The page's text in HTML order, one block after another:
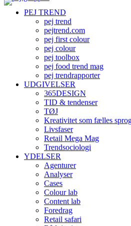
PEJ TREND
pej trend
pejtrend.com
pej first colour
pej colour
pej toolbox
pej food trend mag
pej trendrapporter
UDGIVELSER
365DESIGN
TID & tendenser
TØJ
Kreativitet som fælles
Livsfaser
Retail Mega Mag
Trendsociologi
YDELSER
Agenturer
Analyser
Cases
Colour lab
Content lab
Foredrag
Retail safari